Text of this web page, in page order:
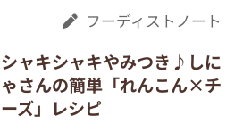
フーディストノート
シャキシャキやみつき♪しに
ゃさんの簡単「れんこん×チ
ーズ」レシピ